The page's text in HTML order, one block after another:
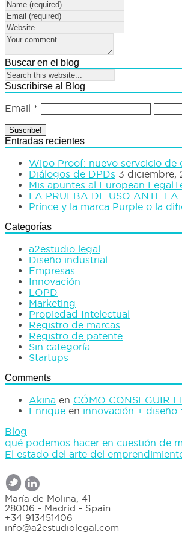
Buscar en el blog
Suscribirse al Blog
Email *
Entradas recientes
Wipo Proof: nuevo servcicio de
Diálogos de DPDs 3 diciembre,
Mis apuntes al European
LA PRUEBA DE USO ANTE LA
Prince y la marca Purple o la
Categorías
a2estudio legal
Diseño industrial
Empresas
Innovación
LOPD
Marketing
Propiedad Intelectual
Registro de marcas
Registro de patente
Sin categoría
Startups
Comments
Akina en CÓMO CONSEGUIR
Enrique en innovación + diseño
Blog
qué podemos hacer en cuestión de
El estado del arte del
María de Molina, 41
28006 - Madrid - Spain
+34 913451406
info@a2estudiolegal.com